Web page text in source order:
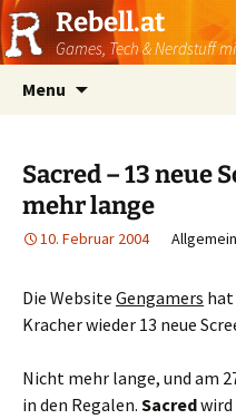
Rebell.at
Games, Tech & Nerdstuff
Menu
Sacred – 13 neue
mehr lange
10. Februar 2004 Allgemein
Die Website Gengamers
Kracher wieder 13 neue
Nicht mehr lange, und am
in den Regalen. Sacredwird